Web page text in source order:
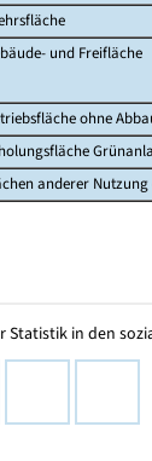
und Freifläche
ohne
anderer
Statistik in den